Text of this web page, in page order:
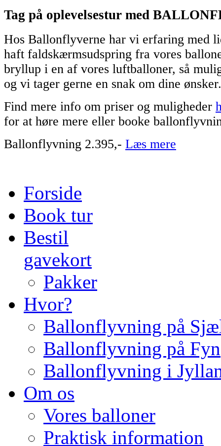
Tag på oplevelsestur med
Hos Ballonflyverne har vi erfaring med
haft faldskærmsudspring fra vores
bryllup i en af vores luftballoner, så
og vi tager gerne en snak om dine ønsker.
Find mere info om priser og muligheder
for at høre mere eller booke
Ballonflyvning 2.395,- Læs mere
Forside
Book tur
Bestil
gavekort
Pakker
Hvor?
Ballonflyvning på
Ballonflyvning på Fyn
Ballonflyvning i
Om os
Vores balloner
Praktisk information